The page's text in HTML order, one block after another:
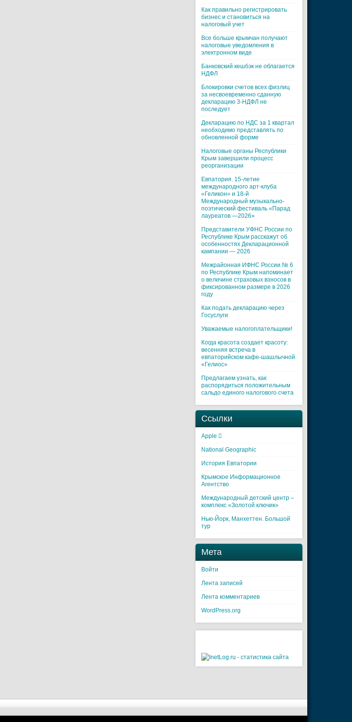
Как правильно регистрировать
бизнес и становиться на
налоговый учет
Все больше крымчан получают
налоговые уведомления в
электронном виде
Банковский кешбэк не облагается
НДФЛ
Блокировки счетов всех физлиц
за несвоевременно сданную
декларацию 3-НДФЛ не
последует
Декларацию по НДС за 1 квартал
необходимо представлять по
обновленной форме
Налоговые органы Республики
Крым завершили процесс
реорганизации
Евпатория. 15-летие
международного арт-клуба
«Геликон» и 18-й
Международный музыкально-
поэтический фестиваль «Парад
лауреатов —2026»
Представители УФНС России по
Республике Крым расскажут об
особенностях Декларационной
кампании — 2026
Межрайонная ИФНС России № 6
по Республике Крым напоминает
о величине страховых взносов в
фиксированном размере в 2026
году
Как подать декларацию через
Госуслуги
Уважаемые налогоплательщики!
Когда красота создает красоту:
весенняя встреча в
евпаторийском кафе-шашлычной
«Гелиос»
Предлагаем узнать, как
распорядиться положительным
сальдо единого налогового счета
Ссылки
Apple 
National Geographic
История Евпатории
Крымское Информационное
Агентство
Международный детский центр –
комплекс «Золотой ключик»
Нью-Йорк, Манхеттен. Большой
тур
Мета
Войти
Лента записей
Лента комментариев
WordPress.org